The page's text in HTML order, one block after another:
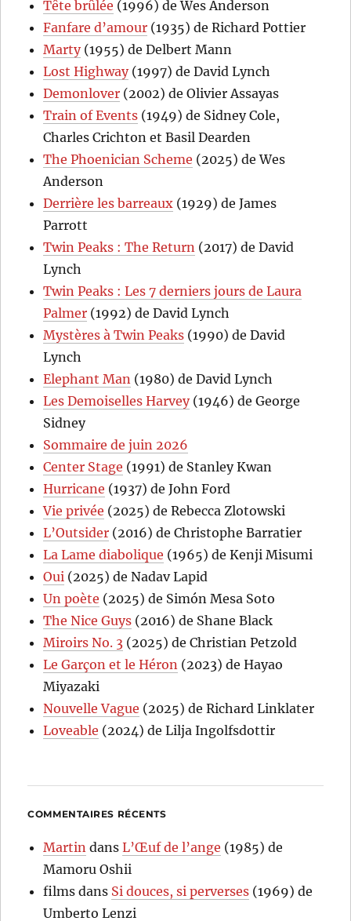
Tête brûlée (1996) de Wes Anderson
Fanfare d’amour (1935) de Richard Pottier
Marty(1955) de Delbert Mann
Lost Highway(1997) de David Lynch
Demonlover (2002) de Olivier Assayas
Train of Events (1949) de Sidney Cole,
Charles Crichton et Basil Dearden
The Phoenician Scheme (2025) de Wes
Anderson
Derrière les barreaux (1929) de James
Parrott
Twin Peaks : The Return (2017) de David
Lynch
Twin Peaks : Les 7 derniers jours de Laura
Palmer (1992) de David Lynch
Mystères à Twin Peaks (1990) de David
Lynch
Elephant Man (1980) de David Lynch
Les Demoiselles Harvey(1946) de George
Sidney
Sommaire de juin 2026
Center Stage (1991) de Stanley Kwan
Hurricane (1937) de John Ford
Vie privée (2025) de Rebecca Zlotowski
L’Outsider (2016) de Christophe Barratier
La Lame diabolique (1965) de Kenji Misumi
Oui (2025) de Nadav Lapid
Un poète (2025) de Simón Mesa Soto
The Nice Guys (2016) de Shane Black
Miroirs No. 3 (2025) de Christian Petzold
Le Garçon et le Héron (2023) de Hayao
Miyazaki
Nouvelle Vague (2025) de Richard Linklater
Loveable (2024) de Lilja Ingolfsdottir
COMMENTAIRES RÉCENTS
Martin dansL’Œuf de l’ange (1985) de
Mamoru Oshii
films dans Si douces, si perverses (1969) de
Umberto Lenzi